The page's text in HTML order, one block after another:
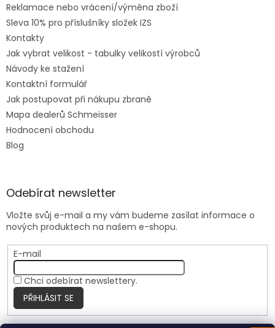
Reklamace nebo vrácení/výměna zboží
Sleva 10% pro příslušníky složek IZS
Kontakty
Jak vybrat velikost - tabulky velikostí výrobců
Návody ke stažení
Kontaktní formulář
Jak postupovat při nákupu zbraně
Mapa dealerů Schmeisser
Hodnocení obchodu
Blog
Odebírat newsletter
Vložte svůj e-mail a my vám budeme zasílat informace o
nových produktech na našem e-shopu.
E-mail
Chci odebírat newslettery.
PŘIHLÁSIT SE